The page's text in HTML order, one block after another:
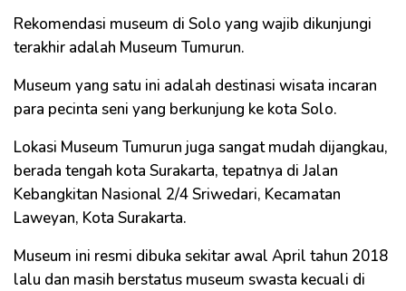
Rekomendasi museum di Solo yang wajib dikunjungi
terakhir adalah Museum Tumurun.
Museum yang satu ini adalah destinasi wisata incaran
para pecinta seni yang berkunjung ke kota Solo.
Lokasi Museum Tumurun juga sangat mudah dijangkau,
berada tengah kota Surakarta, tepatnya di Jalan
Kebangkitan Nasional 2/4 Sriwedari, Kecamatan
Laweyan, Kota Surakarta.
Museum ini resmi dibuka sekitar awal April tahun 2018
lalu dan masih berstatus museum swasta kecuali di